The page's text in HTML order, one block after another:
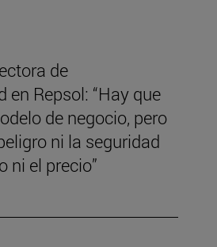
de
en Repsol: “Hay que
de negocio, pero
ni la seguridad
ni el precio”